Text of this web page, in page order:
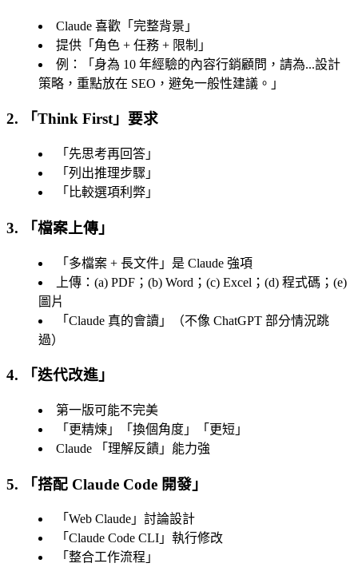
Claude 喜歡「 完整背景 」
提供「 角色 + 任務 + 限制 」
例：「 身為 10 年經驗的內容行銷顧問 ，請為...設計
策略，重點放在 SEO，避免一般性建議。」
2. 「Think First」要求
「 先思考再回答 」
「 列出推理步驟 」
「 比較選項利弊 」
3. 「檔案上傳」
「 多檔案 + 長文件 」是 Claude 強項
上傳：(a) PDF；(b) Word；(c) Excel；(d) 程式碼；(e)
圖片
「 Claude 真的會讀 」（不像 ChatGPT 部分情況跳
過）
4. 「迭代改進」
第一版可能不完美
「 更精煉 」「 換個角度 」「 更短 」
Claude 「 理解反饋 」能力強
5. 「搭配 Claude Code 開發」
「 Web Claude 」討論設計
「 Claude Code CLI 」執行修改
「 整合工作流程 」